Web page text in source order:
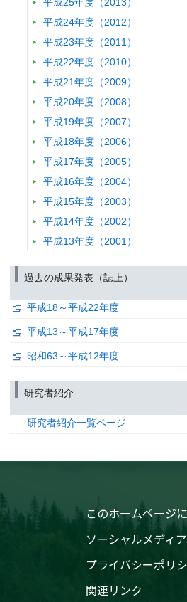
掲載誌 :水環境の事典, 86-87 (2021)
関連研究課題 1
総説・解説
ツマアカスズメバチの危険性および
発表者 :坂本洋典
掲載誌 : ペストコントロール, 196:27-
関連研究課題 1 関連研究課題 2
査読付き 原著論文
Long-term change in the status
bottom-water dissolved oxygen
掲載誌 :Journal of Oceanography,
関連研究課題 1
2-1章 エネルギー. 2-17章 窒素のト
発表者 :
掲載誌 :図説 窒素と環境の科学, 36-
関連研究課題 1 関連研究課題 2
書籍
発表者 :
花岡達也
掲載誌 :
環境年表2021-2022, 99-100
総説・解説
発表者 :西廣淳, 辻本 翔平
発表者 :
Miyoshi T., Terasaki K.,
Kondo K., Lien G.-Y.,Yashiro H.(八代
掲載誌 :
Precipitation Science, 787-
関連研究課題 2
査読付き 原著論文
平成24年度（2012）
平成23年度（2011）
平成22年度（2010）
平成21年度（2009）
平成20年度（2008）
平成19年度（2007）
平成18年度（2006）
平成17年度（2005）
平成16年度（2004）
平成15年度（2003）
平成14年度（2002）
平成13年度（2001）
過去の成果発表（誌上）
平成18～平成22年度
平成13～平成17年度
昭和63～平成12年度
研究者紹介
研究者紹介一覧ページ
このホームページ
ソーシャルメディ
プライバシーポリ
関連リンク